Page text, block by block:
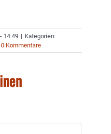
14:49 | Kategorien:
0 Kommentare